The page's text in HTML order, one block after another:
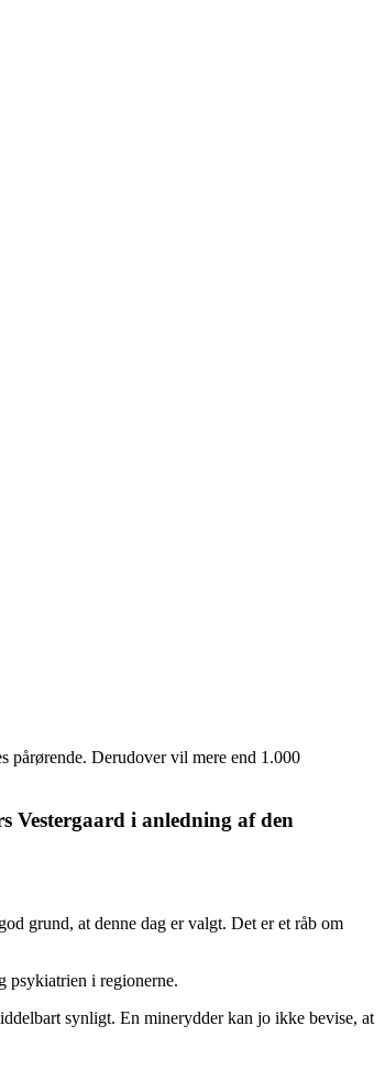
pårørende. Derudover vil mere end 1.000
Vestergaard i anledning af den
grund, at denne dag er valgt. Det er et råb om
psykiatrien i regionerne.
synligt. En minerydder kan jo ikke bevise, at